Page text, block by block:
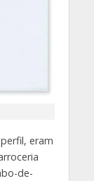
eram
de-